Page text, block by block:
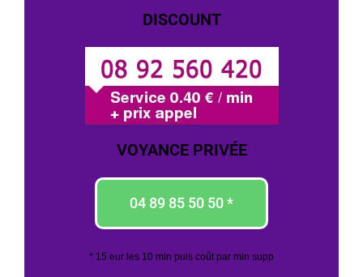
DISCOUNT
VOYANCE PRIVÉE
04 89 85 50 50 *
* 15 eur les 10 min puis coût par min supp